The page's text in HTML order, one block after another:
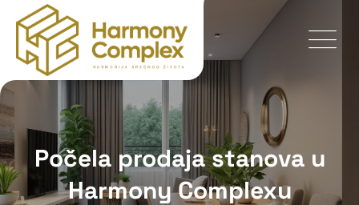
Počela prodaja stanova u
Harmony Complexu